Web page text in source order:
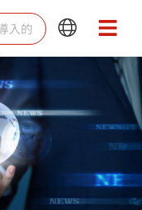
Main
Menu
Main
Menu